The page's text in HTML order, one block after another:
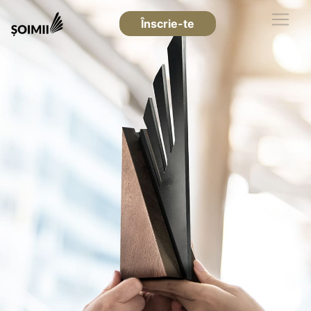
Înscrie-te